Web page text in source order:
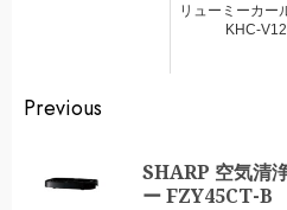
リューミーカー
KHC-
Continue
Reading
Previous
SHARP 空気清
ー FZY45CT-B